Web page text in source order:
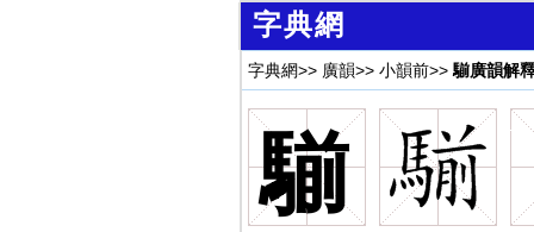
字典網
字典網>> 廣韻>> 小韻前>> 騚廣韻解
騚